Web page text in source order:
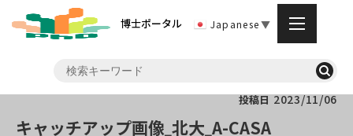
博士ポータル Japanese▼
投稿日 2023/11/06
キャッチアップ画像‗北大‗A-CASA